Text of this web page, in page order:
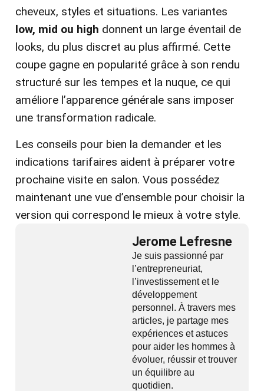
cheveux, styles et situations. Les variantes
low, mid ou high donnent un large éventail de
looks, du plus discret au plus affirmé. Cette
coupe gagne en popularité grâce à son rendu
structuré sur les tempes et la nuque, ce qui
améliore l’apparence générale sans imposer
une transformation radicale.
Les conseils pour bien la demander et les
indications tarifaires aident à préparer votre
prochaine visite en salon. Vous possédez
maintenant une vue d’ensemble pour choisir la
version qui correspond le mieux à votre style.
Jerome Lefresne
Je suis passionné par
l’entrepreneuriat,
l’investissement et le
développement
personnel. À travers mes
articles, je partage mes
expériences et astuces
pour aider les hommes à
évoluer, réussir et trouver
un équilibre au
quotidien.